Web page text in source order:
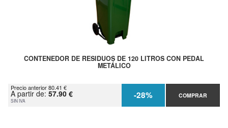
CONTENEDOR DE RESIDUOS DE 120 LITROS CON PEDAL
METÁLICO
Precio anterior 80.41 €
A partir de: 57.90 €
SIN IVA -28% COMPRAR